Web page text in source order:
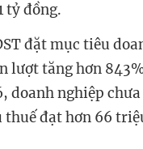
tỷ đồng.
đặt mục tiêu
lượt tăng hơn
doanh nghiệp
đạt hơn 66